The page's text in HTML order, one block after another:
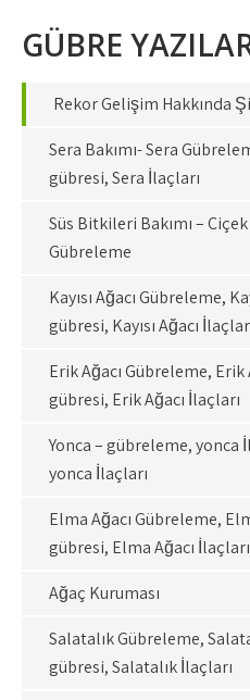
GÜBRE
Rekor Gelişim Hakkında
Sera Bakımı- Sera
gübresi, Sera İlaçları
Süs Bitkileri Bakımı –
Gübreleme
Kayısı Ağacı Gübreleme,
gübresi, Kayısı Ağacı
Erik Ağacı Gübreleme,
gübresi, Erik Ağacı İlaçları
Yonca – gübreleme, yonca
yonca İlaçları
Elma Ağacı Gübreleme,
gübresi, Elma Ağacı İlaçları
Ağaç Kuruması
Salatalık Gübreleme,
gübresi, Salatalık İlaçları